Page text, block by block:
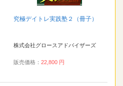
究極デイトレ実践塾２（冊子）
株式会社グロースアドバイザーズ
販売価格： 22,800 円